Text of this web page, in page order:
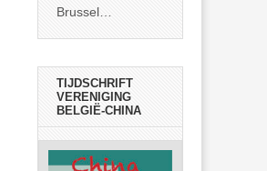
Brussel
economische
agressie. In
werkelijkheid
verhult die
spectaculaire
TIJDSCHRIFT
VERENIGING
BELGIË-CHINA